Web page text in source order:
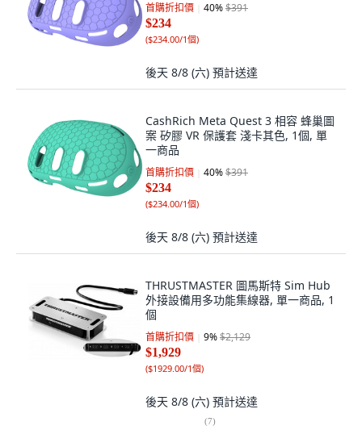
首購折扣價 40%$391
$234
($234.00/1個)
後天 8/8 (六) 預計送達
CashRich Meta Quest 3 相容 蜂巢圖
案 矽膠 VR 保護套 淺卡其色, 1個, 單
一商品
首購折扣價 40%$391
$234
($234.00/1個)
後天 8/8 (六) 預計送達
THRUSTMASTER 圖馬斯特 Sim Hub
外接設備用多功能集線器, 單一商品, 1
個
首購折扣價 9%$2,129
$1,929
($1929.00/1個)
後天 8/8 (六) 預計送達
(7)